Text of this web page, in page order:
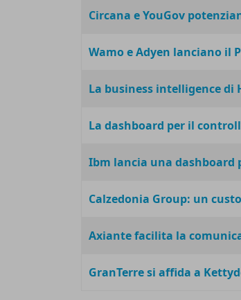
Circana e YouGov
Wamo e Adyen lanciano il
La business intelligence di
La dashboard per il
Ibm lancia una dashboard
Calzedonia Group: un
Axiante facilita la
GranTerre si affida a